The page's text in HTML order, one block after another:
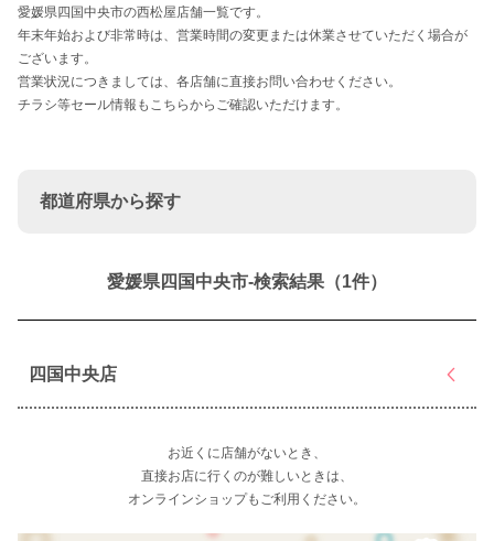
愛媛県四国中央市の西松屋店舗一覧です。
年末年始および非常時は、営業時間の変更または休業させていただく場合が
ございます。
営業状況につきましては、各店舗に直接お問い合わせください。
チラシ等セール情報もこちらからご確認いただけます。
都道府県から探す
愛媛県四国中央市-検索結果（1件）
四国中央店
お近くに店舗がないとき、
直接お店に行くのが難しいときは、
オンラインショップもご利用ください。